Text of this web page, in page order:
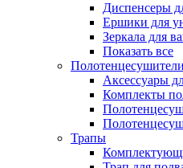
Диспенсеры
Ершики для
Зеркала для
Показать все
Аксессуары
Комплекты
Трапы